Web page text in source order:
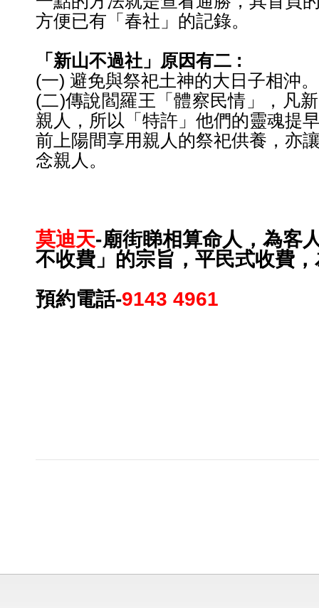
方便已有「春社」的記錄。
「新山不過社」原因有二 :
(一) 避免與祭祀土神的大日子相沖。
(二)傳說閻羅王「體察民情」，凡
親人，所以「特許」 他們的靈魂提
前上陽間享用親人的祭祀供養，亦
念親人。
莫迪天-廟街睇相算命人， 為客
不收費」的宗旨，平民式收費
預約電話-9143 4961